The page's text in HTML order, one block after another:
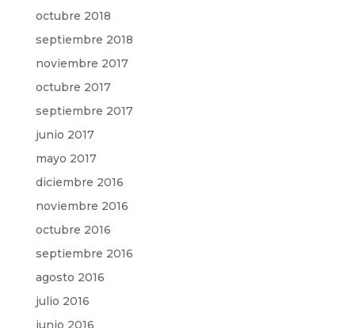
octubre 2018
septiembre 2018
noviembre 2017
octubre 2017
septiembre 2017
junio 2017
mayo 2017
diciembre 2016
noviembre 2016
octubre 2016
septiembre 2016
agosto 2016
julio 2016
junio 2016